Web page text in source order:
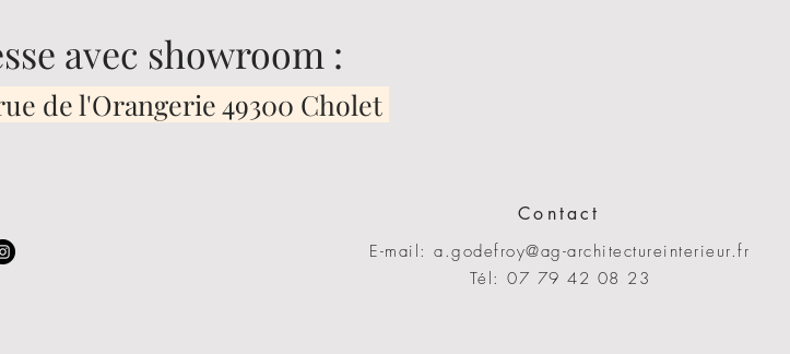
avec showroom :
de l'Orangerie 49300 Cholet
Contact
E-mail:a.godefroy@ag-architectureinterieur.fr
Tél: 07 79 42 08 23